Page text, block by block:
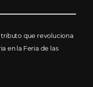
tributo que revoluciona
en la Feria de las